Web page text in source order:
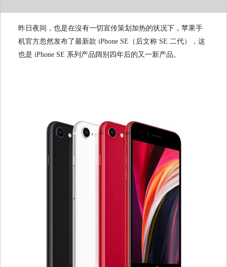
昨日夜间，也是在沒有一切宣传策划加热的状况下，苹果手
机官方忽然发布了最新款 iPhone SE（后文称 SE 二代），这
也是 iPhone SE 系列产品阔别四年后的又一新产品。